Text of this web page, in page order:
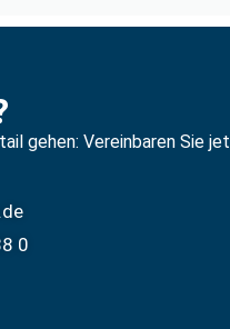
gehen: Vereinbaren Sie
0